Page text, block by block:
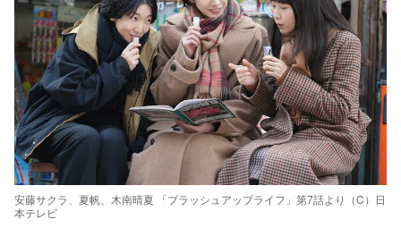
安藤サクラ、夏帆、木南晴夏 「ブラッシュアップライフ」第7話より（C）日
本テレビ